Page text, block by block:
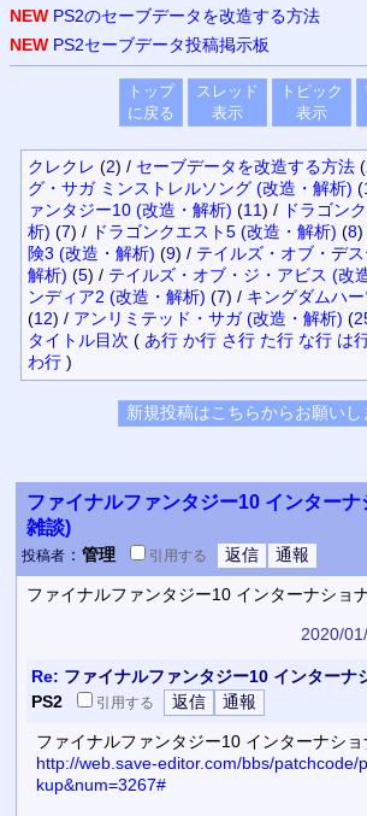
NEW PS2のセーブデータを改造する方法
NEW PS2セーブデータ投稿掲示板
トップ
に戻る
スレッド
表示
トピック
表示
クレクレ (2) / セーブデータを改造する方法 (
グ・サガ ミンストレルソング (改造・解析) (
ァンタジー10 (改造・解析) (11) / ドラゴン
析) (7) / ドラゴンクエスト5 (改造・解析) (8)
険3 (改造・解析) (9) / テイルズ・オブ・デ
解析) (5) / テイルズ・オブ・ジ・アビス (改
ンディア2 (改造・解析) (7) / キングダムハ
(12) / アンリミテッド・サガ (改造・解析) (
タイトル目次 ( あ行 か行 さ行 た行 な行 は
わ行 )
ファイナルファンタジー10 インターナ
雑談)
投稿者： 管理 引用する
ファイナルファンタジー10 インターナショ
2020/
Re: ファイナルファンタジー10 インターナ
PS2
引用する
ファイナルファンタジー10 インターナシ
http://web.save-editor.com/bbs/patchcode/
kup&num=3267#